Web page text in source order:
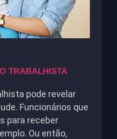
TRABALHISTA
pode revelar
Funcionários que
para receber
Ou então,